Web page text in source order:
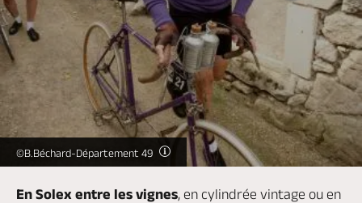
Dormir, manger
Séjours, cadeaux
Billetterie en ligne
©B.Béchard-Département 49
En Solex entre les vignes, en cylindrée vintage ou en